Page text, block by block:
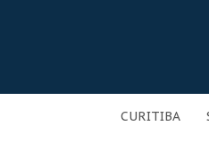
CURITIBA